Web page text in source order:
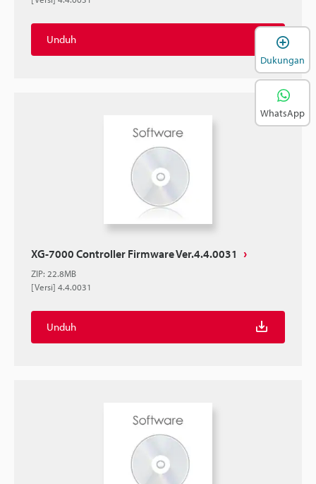
Unduh
XG-7000 Controller Firmware Ver.4.4.0031
ZIP: 22.8MB
[Versi] 4.4.0031
Unduh
Dukungan
WhatsApp